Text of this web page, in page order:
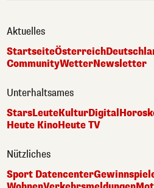
Aktuelles
StartseiteÖsterreich
CommunityWetterNewsletter
Unterhaltsames
StarsLeuteKulturDigital
Heute KinoHeute TV
Nützliches
Sport Datencenter